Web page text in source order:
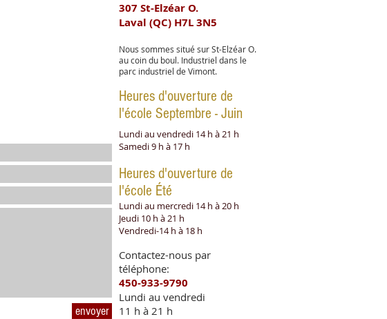
envoyer
307 St-Elzéar O.
Laval (QC) H7L 3N5
Nous sommes situé sur St-Elzéar O.
au coin du boul. Industriel dans le
parc industriel de Vimont.
Heures d'ouverture de
l'école Septembre - Juin
Lundi au vendredi 14 h à 21 h
Samedi 9 h à 17 h
Heures d'ouverture de
l'école Été
Lundi au mercredi 14 h à 20 h
Jeudi 10 h à 21 h
Vendredi-14 h à 18 h
Contactez-nous par
téléphone:
450-933-9790
Lundi au vendredi
11 h à 21 h